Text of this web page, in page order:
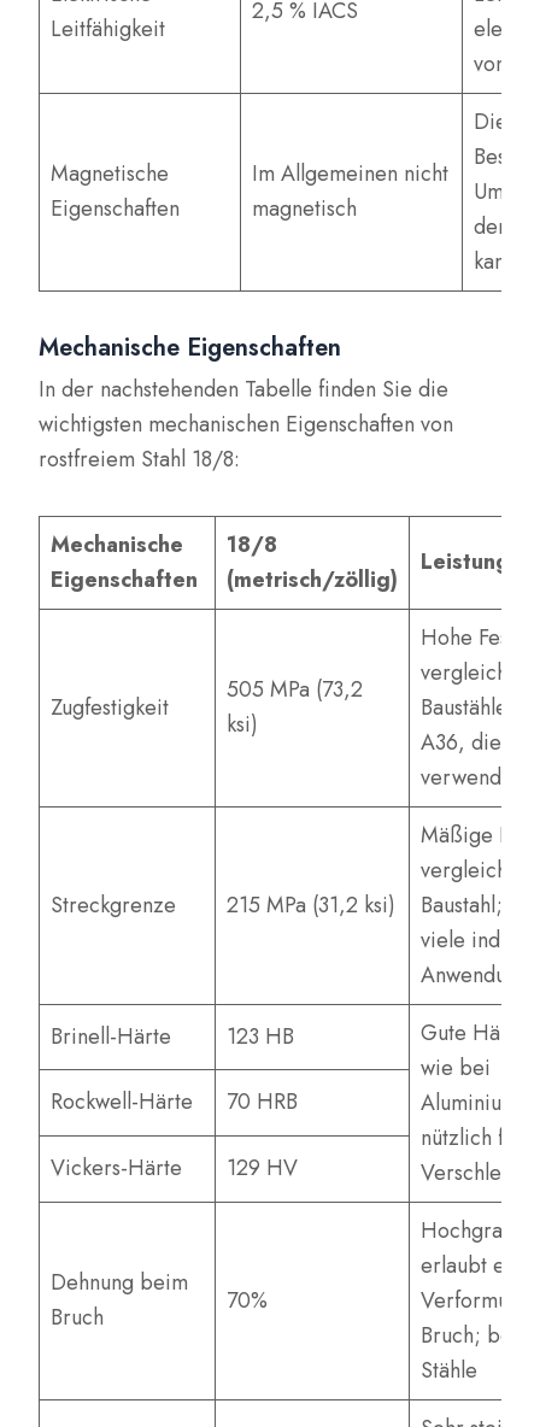
Leitfähigkeit
2,5 % IACS
von
Magnetische
Eigenschaften
Im Allgemeinen nicht
magnetisch
Die
denen
kann.
Mechanische Eigenschaften
In der nachstehenden Tabelle finden Sie die
wichtigsten mechanischen Eigenschaften von
rostfreiem Stahl 18/8:
Mechanische
Eigenschaften
18/8
(metrisch/zöllig)
Leistung
Zugfestigkeit
505 MPa (73,2
ksi)
Hohe
Baustählen
A36, die im
verwendet
Streckgrenze 215 MPa (31,2 ksi)
Mäßige
Baustahl;
viele
Brinell-Härte
123 HB
Gute Härte,
wie bei
nützlich für
Rockwell-Härte 70 HRB
Vickers-Härte 129 HV
Dehnung beim
Bruch
70%
Hochgradig
erlaubt
Verformung
Bruch;
Stähle